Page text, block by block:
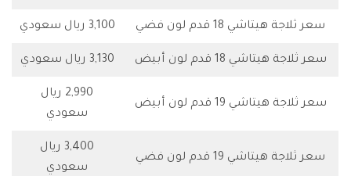
سعر ثلاجة هيتاشي 18 قدم لون فضي 3,100 ريال سعودي
سعر ثلاجة هيتاشي 18 قدم لون أبيض 3,130 ريال سعودي
سعر ثلاجة هيتاشي 19 قدم لون أبيض
2,990 ريال
سعودي
سعر ثلاجة هيتاشي 19 قدم لون فضي
3,400 ريال
سعودي